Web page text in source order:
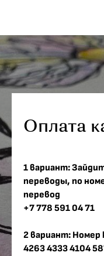
Оплата
1 вариант:
переводы, по
перевод
+7 778 591 04 71
2 вариант: Номер
4263 4333 4104